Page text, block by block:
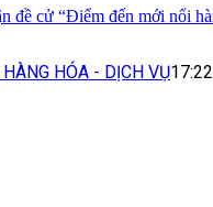
đề cử “Điểm đến mới nổi
HÓA - DỊCH VỤ17:22